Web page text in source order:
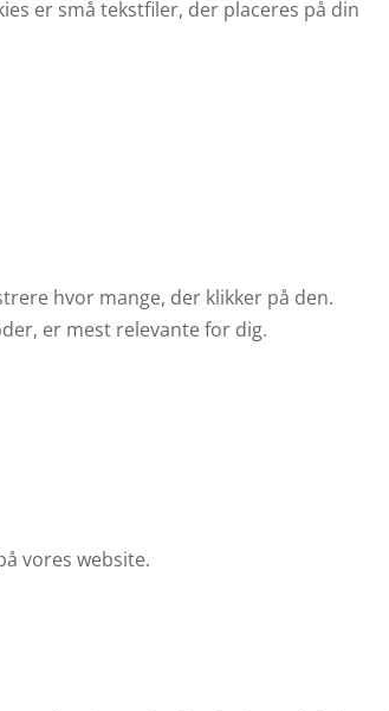
er små tekstfiler, der placeres på din
hvor mange, der klikker på den.
er mest relevante for dig.
vores website.